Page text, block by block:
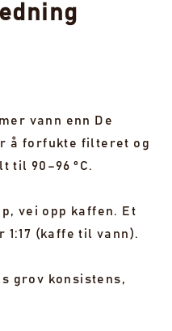
vann enn De
å forfukte filteret og
til 90–96 °C.
vei opp kaffen. Et
(kaffe til vann).
grov konsistens,